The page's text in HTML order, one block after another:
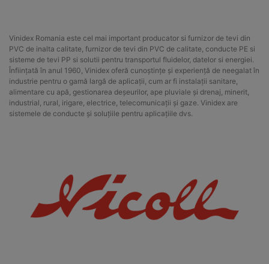
Vinidex Romania este cel mai important producator si furnizor de tevi din
PVC de inalta calitate, furnizor de tevi din PVC de calitate, conducte PE si
sisteme de tevi PP si solutii pentru transportul fluidelor, datelor si energiei.
Înființată în anul 1960, Vinidex oferă cunoștințe și experiență de neegalat în
industrie pentru o gamă largă de aplicații, cum ar fi instalații sanitare,
alimentare cu apă, gestionarea deșeurilor, ape pluviale și drenaj, minerit,
industrial, rural, irigare, electrice, telecomunicații și gaze. Vinidex are
sistemele de conducte și soluțiile pentru aplicațiile dvs.